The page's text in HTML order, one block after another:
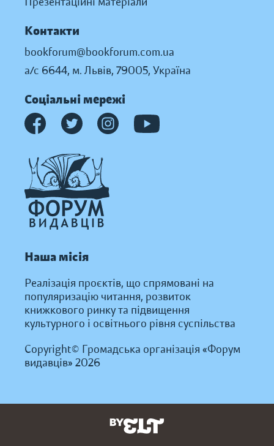
Контакти
bookforum@bookforum.com.ua
а/с 6644, м. Львів, 79005, Україна
Соціальні мережі
Наша місія
Реалізація проєктів, що спрямовані на
популяризацію читання, розвиток
книжкового ринку та підвищення
культурного і освітнього рівня суспільства
Copyright© Громадська організація «Форум
видавців» 2026